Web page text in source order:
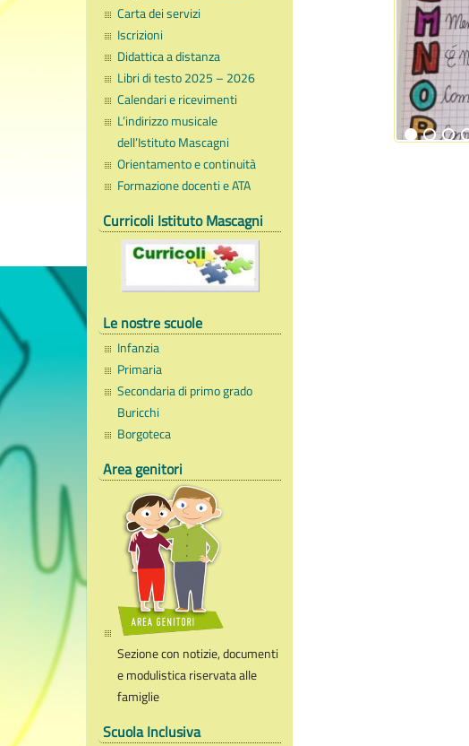
Carta dei servizi
Iscrizioni
Didattica a distanza
Libri di testo 2025 – 2026
Calendari e ricevimenti
L’indirizzo musicale
dell’Istituto Mascagni
Orientamento e continuità
Formazione docenti e ATA
Curricoli Istituto Mascagni
Le nostre scuole
Infanzia
Primaria
Secondaria di primo grado
Buricchi
Borgoteca
Area genitori
Sezione con notizie, documenti
e modulistica riservata alle
famiglie
Scuola Inclusiva